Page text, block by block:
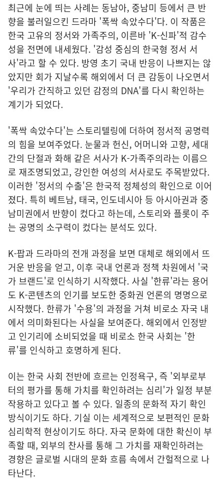
최근에 눈에 띄는 사례는 동남아, 중남미 등에서 큰 반
향을 불러일으킨 드라마 '폭싹 속았수다'다. 이 작품은
한국 고유의 정서와 가족주의, 이른바 'K-신파'적 감수
성을 전면에 내세웠다. '감성 중심의 한국형 정서 서
사'라고 할 수 있다. 방영 초기 국내 반응이 나쁘지는 않
았지만 회가 지날수록 해외에서 더 큰 감동이 나오면서
'우리가 간직하고 있던 감정의 DNA'를 다시 확인하는
계기가 되었다.
'폭싹 속았수다'는 스토리텔링에 더하여 정서적 공명력
의 힘을 보여주었다. 눈물과 헌신, 어머니와 고향, 세대
간의 단절과 화해 같은 서사가 K-가족주의라는 이름으
로 재조명되었고, 강인한 여성의 서사로도 주목받았다.
이러한 '정서의 수출'은 한국적 정체성의 확인으로 이어
졌다. 특히 베트남, 태국, 인도네시아 등 아시아권과 중
남미권에서 반향이 컸다고 하는데, 스토리와 플롯이 주
는 공명의 소구력이 컸다는 분석도 있다.
K-팝과 드라마의 전개 과정을 보면 대체로 해외에서 뜨
거운 반응을 얻고, 이후 국내 언론과 정책 차원에서 '국
가 브랜드'로 인식하기 시작했다. 사실 '한류'라는 용어
도 K-콘텐츠의 인기를 보도한 중화권 언론의 명명으로
시작했다. 한류가 '수용'의 과정을 거쳐 비로소 자국 내
에서 의미화된다는 사실을 보여준다. 해외에서 인정받
고 인기리에 소비되었을 때 비로소 한국 사회는 '한
류'를 인식하고 호명하게 된다.
이는 한국 사회 전반에 흐르는 인정욕구, 즉 '외부로부
터의 평가를 통해 가치를 확인하려는 심리'가 일정 부분
작용하고 있다고 볼 수 있다. 일종의 문화적 자기 확인
방식이기도 하다. 기실 이는 세계적으로 보편적인 문화
심리학적 현상이기도 하다. 자국 문화에 대한 확신이 부
족할 때, 외부의 찬사를 통해 그 가치를 재확인하려는
경향은 글로벌 시대의 문화 흐름 속에서 간헐적으로 나
타난다.